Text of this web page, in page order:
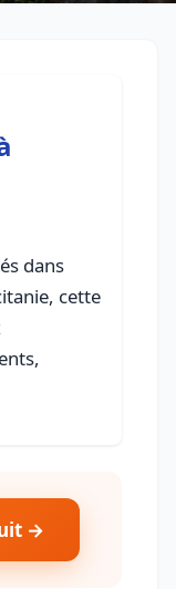
dans
cette
→